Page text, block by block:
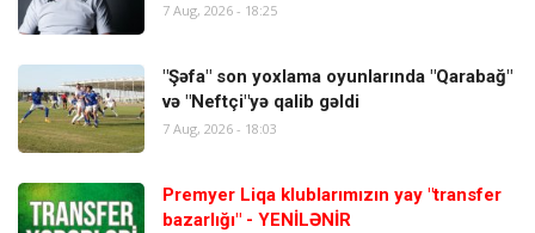
7 Aug, 2026 - 18:25
"Şəfa" son yoxlama oyunlarında "Qarabağ"
və "Neftçi"yə qalib gəldi
7 Aug, 2026 - 18:03
Premyer Liqa klublarımızın yay "transfer
bazarlığı" - YENİLƏNİR